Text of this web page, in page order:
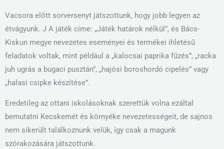
Vacsora előtt sorversenyt játszottunk, hogy jobb legyen az
étvágyunk. J A játék címe: „Játék határok nélkül”, és Bács-
Kiskun megye nevezetes eseményei és termékei ihletésű
feladatok voltak, mint például a „kalocsai paprika fűzés”, „racka
juh ugrás a bugaci pusztán”, „hajósi boroshordó cipelés” vagy
„halasi csipke készítése”.
Eredetileg az ottani iskolásoknak szerettük volna ezáltal
bemutatni Kecskemét és környéke nevezetességeit, de sajnos
nem sikerült találkoznunk velük, így csak a magunk
szórakozására játszottunk.